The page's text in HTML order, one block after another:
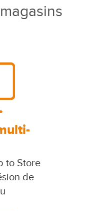
to Store
de